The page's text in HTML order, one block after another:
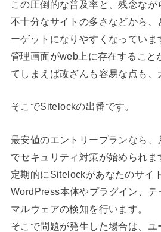
この圧倒的な普及率と、残念な
不十分なサイトの多さなどから、
ーゲットになりやすくなっていま
管理画面がweb上に存在すること
てしまえば改ざんも容易な点も、
そこでSitelockの出番です。
最安値のエントリープランなら
でセキュリティ対策が始められま
定期的にSitelockがあなたのサイ
WordPress本体やプラグイン、テ
マルウェアの検知を行います。
そこで問題が発生した場合は、ユ